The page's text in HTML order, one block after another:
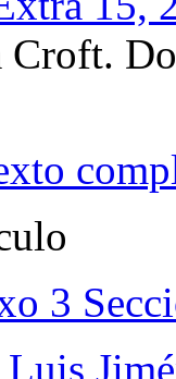
Croft.
3
Luis